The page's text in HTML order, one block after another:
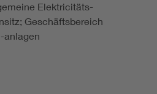
Elektricitäts-
Geschäftsbereich
anlagen